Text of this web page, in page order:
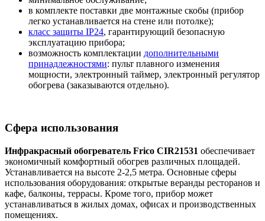
в комплекте поставки две монтажные скобы (прибор
легко устанавливается на стене или потолке);
класс защиты IP24, гарантирующий безопасную
эксплуатацию прибора;
возможность комплектации дополнительными
принадлежностями: пульт плавного изменения
мощности, электронный таймер, электронный регулятор
обогрева (заказываются отдельно).
Сфера использования
Инфракрасный обогреватель Frico CIR21531 обеспечивает
экономичный комфортный обогрев различных площадей.
Устанавливается на высоте 2-2,5 метра. Основные сферы
использования оборудования: открытые веранды ресторанов и
кафе, балконы, террасы. Кроме того, прибор может
устанавливаться в жилых домах, офисах и производственных
помещениях.